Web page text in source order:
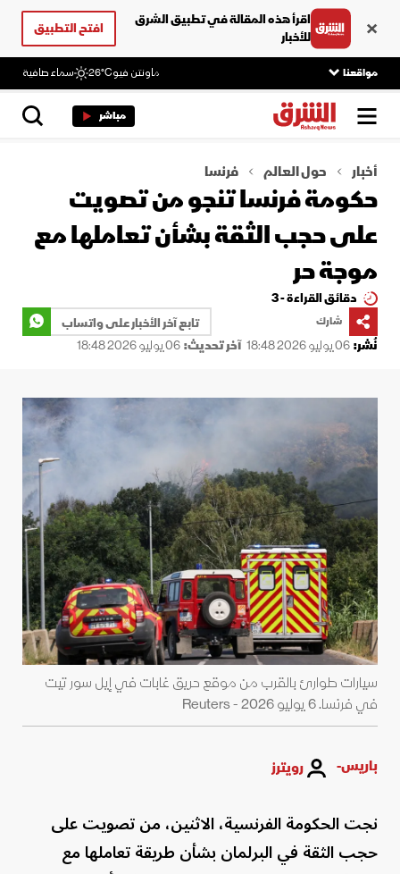
اقرأ هذه المقالة في تطبيق الشرق
للأخبار
افتح التطبيق
مواقعنا ماونتن فيو26°C سماء صافية
مباشر
أخبار حول العالم فرنسا
حكومة فرنسا تنجو من تصويت
على حجب الثقة بشأن تعاملها مع
موجة حر
دقائق القراءة - 3
شارك
تابع آخر الأخبار على واتساب
نُشر:06 يوليو 2026 18:48 آخر تحديث:06 يوليو 2026 18:48
سيارات طوارئ بالقرب من موقع حريق غابات في إيل سور تيت
في فرنسا. 6 يوليو 2026 - Reuters
باريس- رويترز
نجت الحكومة الفرنسية، الاثنين، من تصويت على
حجب الثقة في البرلمان بشأن طريقة تعاملها مع